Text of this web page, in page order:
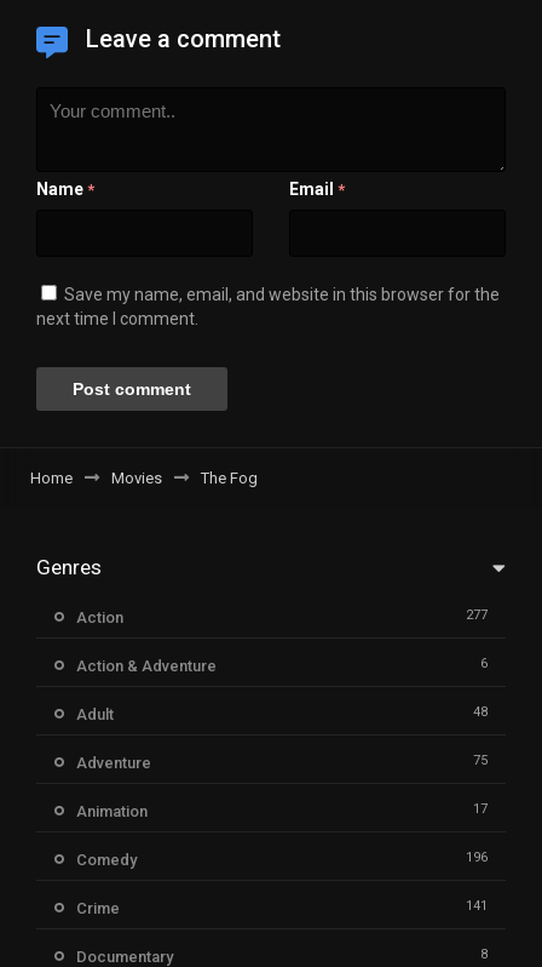
Leave a comment
Name * Email *
Save my name, email, and website in this browser for the
next time I comment.
Home Movies The Fog
Genres
Action 277
Action & Adventure 6
Adult 48
Adventure 75
Animation 17
Comedy 196
Crime 141
Documentary 8